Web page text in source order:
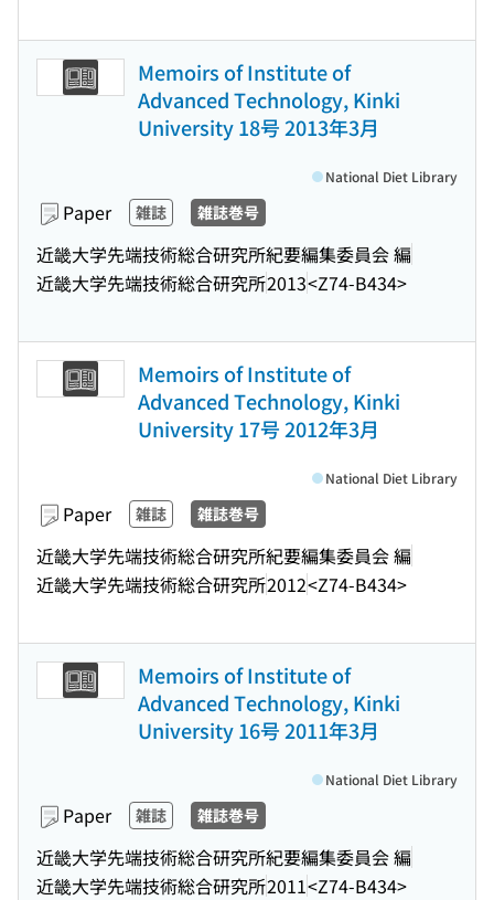
Memoirs of Institute of
Advanced Technology, Kinki
University 18号 2013年3月
Paper 雑誌 雑誌巻号
近畿大学先端技術総合研究所紀要編集委員会 編
近畿大学先端技術総合研究所2013<Z74-B434>
National Diet Library
Memoirs of Institute of
Advanced Technology, Kinki
University 17号 2012年3月
Paper 雑誌 雑誌巻号
近畿大学先端技術総合研究所紀要編集委員会 編
近畿大学先端技術総合研究所2012<Z74-B434>
National Diet Library
Memoirs of Institute of
Advanced Technology, Kinki
University 16号 2011年3月
Paper 雑誌 雑誌巻号
近畿大学先端技術総合研究所紀要編集委員会 編
近畿大学先端技術総合研究所2011<Z74-B434>
National Diet Library